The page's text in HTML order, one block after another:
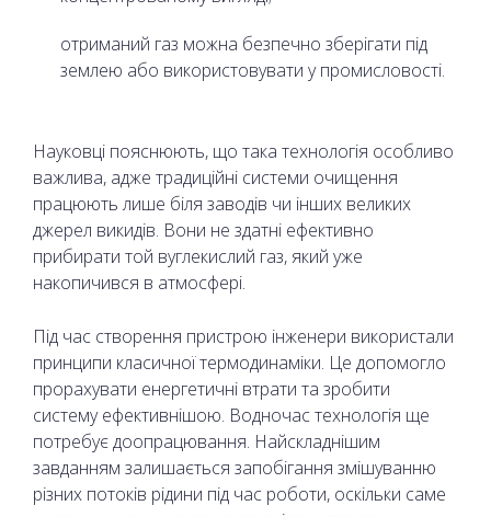
отриманий газ можна безпечно зберігати під
землею або використовувати у промисловості.
Науковці пояснюють, що така технологія особливо
важлива, адже традиційні системи очищення
працюють лише біля заводів чи інших великих
джерел викидів. Вони не здатні ефективно
прибирати той вуглекислий газ, який уже
накопичився в атмосфері.
Під час створення пристрою інженери використали
принципи класичної термодинаміки. Це допомогло
прорахувати енергетичні втрати та зробити
систему ефективнішою. Водночас технологія ще
потребує доопрацювання. Найскладнішим
завданням залишається запобігання змішуванню
різних потоків рідини під час роботи, оскільки саме